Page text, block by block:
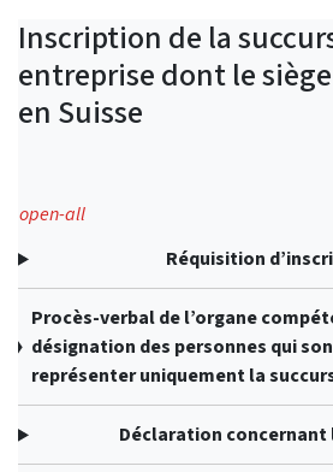
Inscription de la
entreprise dont le
en Suisse
open-all
Réquisition
Procès-verbal de l’organe
désignation des personnes qui
représenter uniquement la
Déclaration concernant